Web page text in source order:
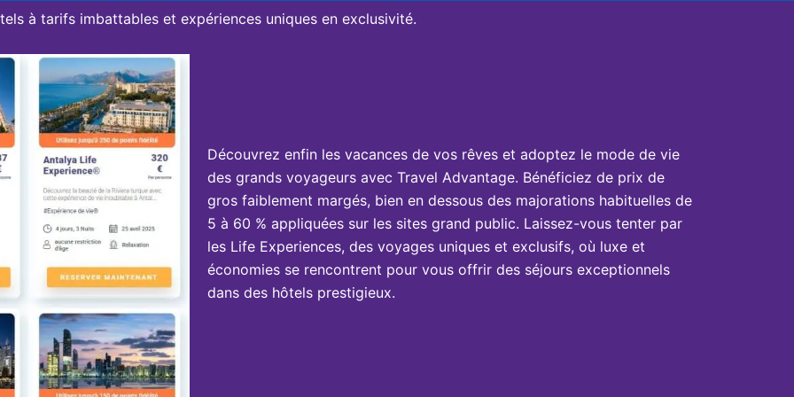
à tarifs imbattables et expériences uniques en exclusivité.
Découvrez enfin les vacances de vos rêves et adoptez le mode de vie
des grands voyageurs avec Travel Advantage. Bénéficiez de prix de
gros faiblement margés, bien en dessous des majorations habituelles de
5 à 60 % appliquées sur les sites grand public. Laissez-vous tenter par
les Life Experiences, des voyages uniques et exclusifs, où luxe et
économies se rencontrent pour vous offrir des séjours exceptionnels
dans des hôtels prestigieux.